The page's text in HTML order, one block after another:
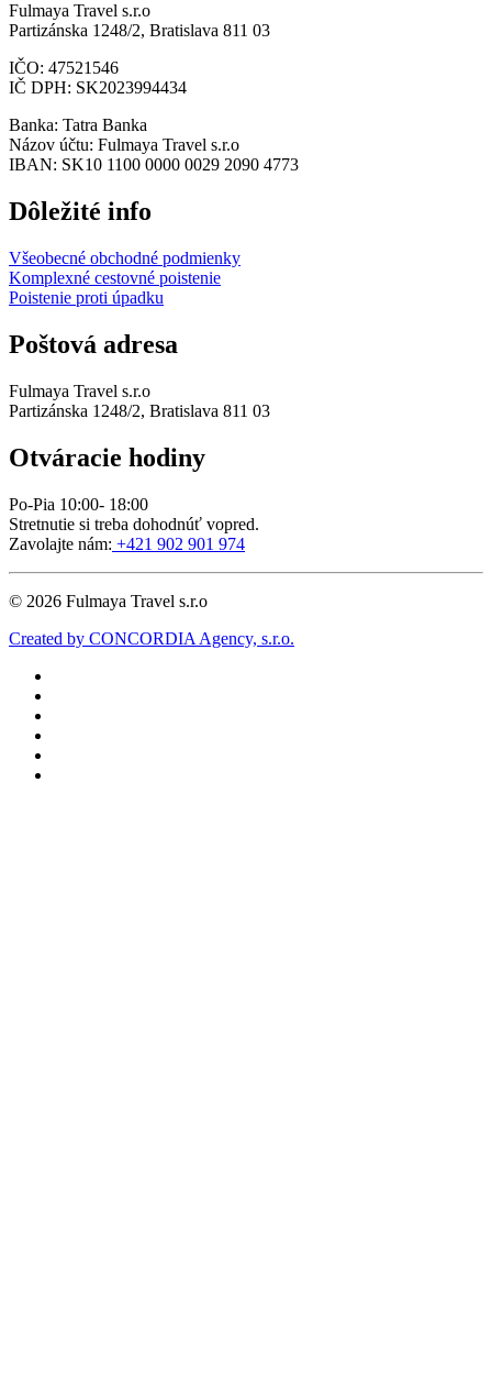
Fulmaya Travel s.r.o
Partizánska 1248/2, Bratislava 811 03
IČO: 47521546
IČ DPH: SK2023994434
Banka: Tatra Banka
Názov účtu: Fulmaya Travel s.r.o
IBAN: SK10 1100 0000 0029 2090 4773
Dôležité info
Všeobecné obchodné podmienky
Komplexné cestovné poistenie
Poistenie proti úpadku
Poštová adresa
Fulmaya Travel s.r.o
Partizánska 1248/2, Bratislava 811 03
Otváracie hodiny
Po-Pia 10:00- 18:00
Stretnutie si treba dohodnúť vopred.
Zavolajte nám: +421 902 901 974
© 2026 Fulmaya Travel s.r.o
Created by CONCORDIA Agency, s.r.o.